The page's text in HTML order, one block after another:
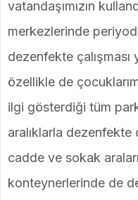
vatandaşımızın
merkezlerinde
dezenfekte çalışması
özellikle de
ilgi gösterdiği tüm
aralıklarla dezenfekte
cadde ve sokak
konteynerlerinde de